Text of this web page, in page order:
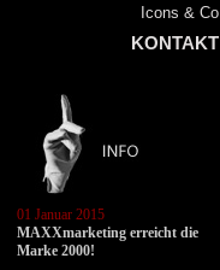
Icons & Co
KONTAKT
01 Januar 2015
MAXXmarketing erreicht die
Marke 2000!